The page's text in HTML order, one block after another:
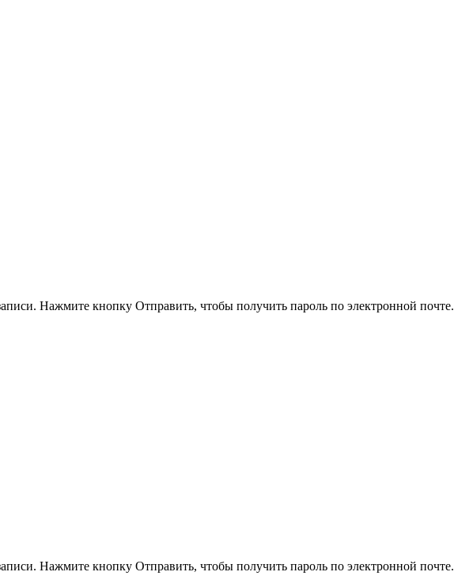
Нажмите кнопку Отправить, чтобы получить пароль по электронной почте.
Нажмите кнопку Отправить, чтобы получить пароль по электронной почте.